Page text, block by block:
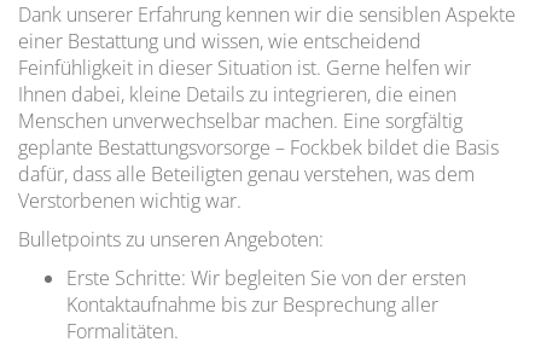
Dank unserer Erfahrung kennen wir die sensiblen Aspekte
einer Bestattung und wissen, wie entscheidend
Feinfühligkeit in dieser Situation ist. Gerne helfen wir
Ihnen dabei, kleine Details zu integrieren, die einen
Menschen unverwechselbar machen. Eine sorgfältig
geplante Bestattungsvorsorge – Fockbek bildet die Basis
dafür, dass alle Beteiligten genau verstehen, was dem
Verstorbenen wichtig war.
Bulletpoints zu unseren Angeboten:
Erste Schritte: Wir begleiten Sie von der ersten
Kontaktaufnahme bis zur Besprechung aller
Formalitäten.